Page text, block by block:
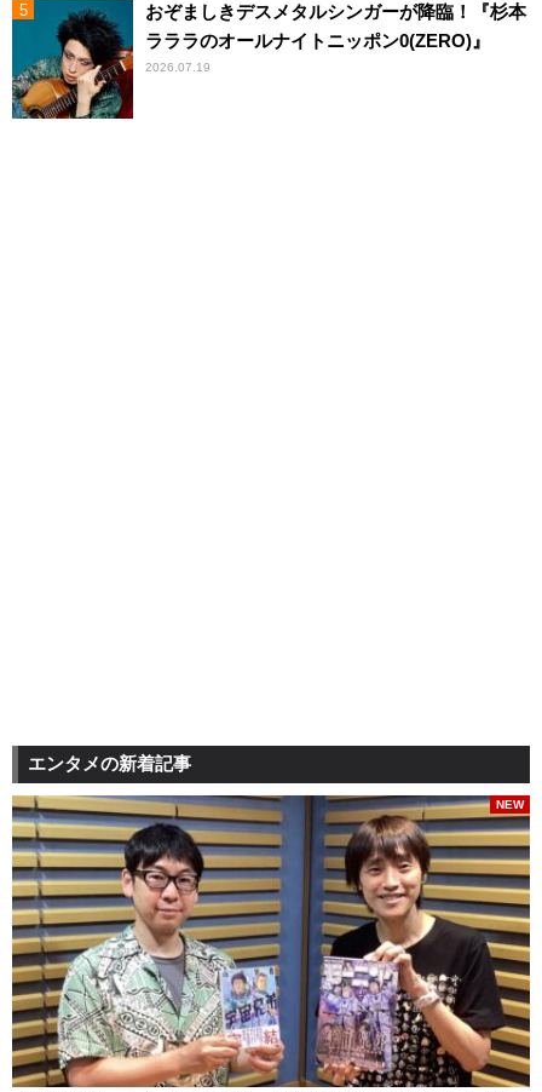
おぞましきデスメタルシンガーが降臨！『杉本
ラララのオールナイトニッポン0(ZERO)』
2026.07.19
エンタメの新着記事
NEW